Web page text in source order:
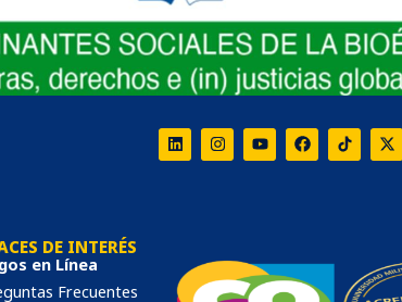
(SIBI) y XII CONGRESO INTERNACIONAL
los determinantes sociales que definen la
DE INTERÉS
en Línea
Frecuentes